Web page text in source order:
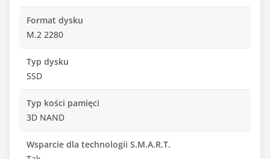
Format dysku
M.2 2280
Typ dysku
SSD
Typ kości pamięci
3D NAND
Wsparcie dla technologii S.M.A.R.T.